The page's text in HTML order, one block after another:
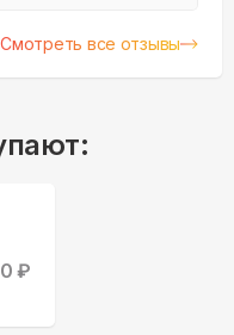
Смотреть все отзывы
₽